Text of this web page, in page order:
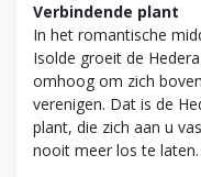
Verbindende plant
In het romantische
Isolde groeit de
omhoog om zich
verenigen. Dat is de
plant, die zich aan u
nooit meer los te laten.